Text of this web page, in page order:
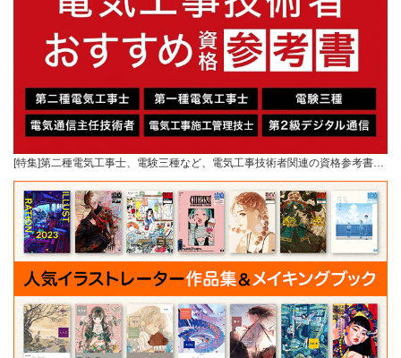
[特集]第二種電気工事士、電験三種など、電気工事技術者関連の資格参考書…